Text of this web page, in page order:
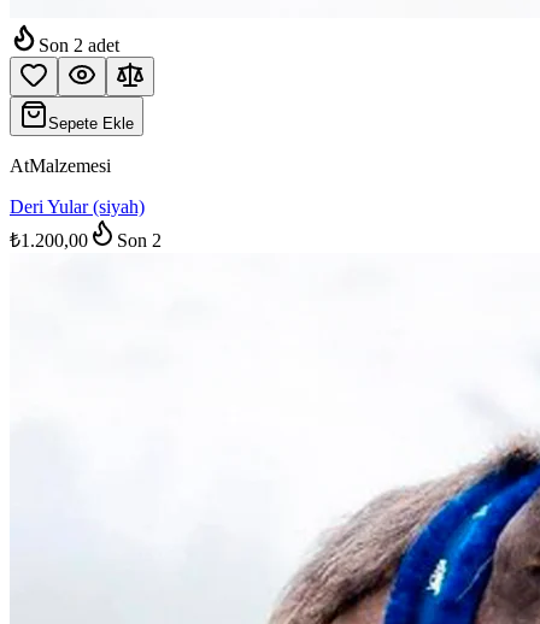
Son 2 adet
Sepete Ekle
AtMalzemesi
Deri Yular (siyah)
₺1.200,00
Son 2